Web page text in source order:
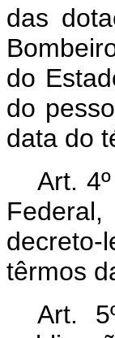
das
do
do
data do
Art.
têrmos
Art.